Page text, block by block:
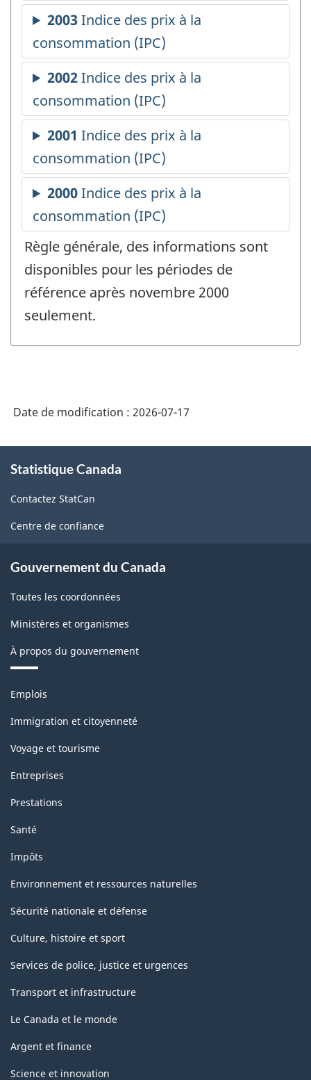
Règle générale, des informations sont
disponibles pour les périodes de
référence après novembre 2000
seulement.
Date de modification : 2026-07-17
propos
ce
site
Statistique Canada
Contactez StatCan
Centre de confiance
Gouvernement du Canada
Toutes les coordonnées
Ministères et organismes
À propos du gouvernement
Thèmes
sujets
Emplois
Immigration et citoyenneté
Voyage et tourisme
Entreprises
Prestations
Santé
Impôts
Environnement et ressources naturelles
Sécurité nationale et défense
Culture, histoire et sport
Services de police, justice et urgences
Transport et infrastructure
Le Canada et le monde
Argent et finance
Science et innovation